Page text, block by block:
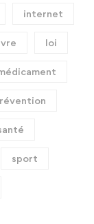
internet
loi
sport